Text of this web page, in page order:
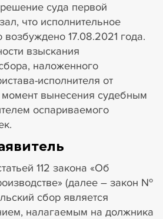
суда первой
что исполнительное
17.08.2021 года.
взыскания
наложенного
исполнителя от
момент вынесения судебным
оспариваемого
112 закона «Об
(далее – закон №
сбор является
налагаемым на должника